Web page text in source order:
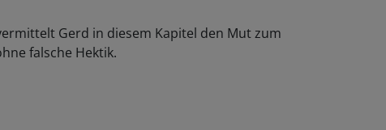
Gerd in diesem Kapitel den Mut zum
falsche Hektik.